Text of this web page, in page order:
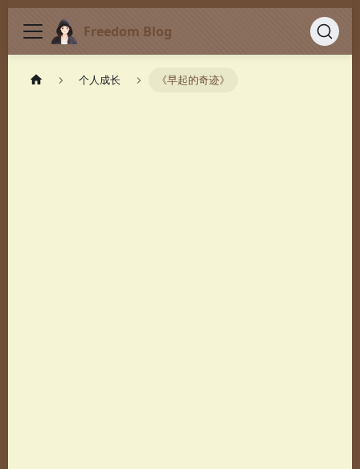
Freedom Blog
个人成长 《早起的奇迹》